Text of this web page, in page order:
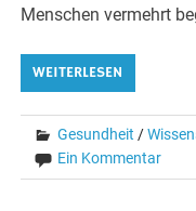
Menschen vermehrt
WEITERLESEN
Gesundheit /
Ein Kommentar